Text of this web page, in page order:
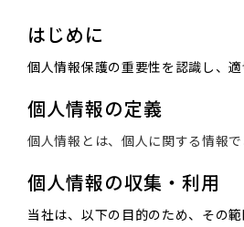
はじめに
個人情報保護の重要性を認識し、
個人情報の定義
個人情報とは、個人に関する情報
個人情報の収集・利用
当社は、以下の目的のため、その